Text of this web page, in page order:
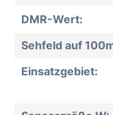
DMR-Wert:
Sehfeld auf
Einsatzgebiet: